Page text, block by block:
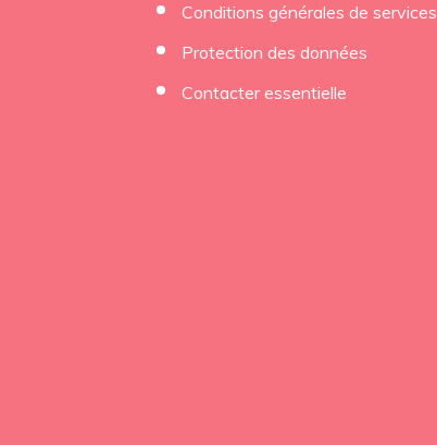
Conditions générales de
Protection des données
Contacter essentielle